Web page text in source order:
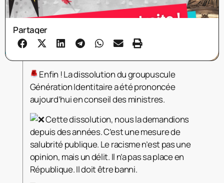
Partager
Enfin ! La dissolution du groupuscule
Génération Identitaire a été prononcée
aujourd’hui en conseil des ministres.
Cette dissolution, nous la demandions
depuis des années. C’est une mesure de
salubrité publique. Le racisme n’est pas une
opinion, mais un délit. Il n’a pas sa place en
République. Il doit être banni.